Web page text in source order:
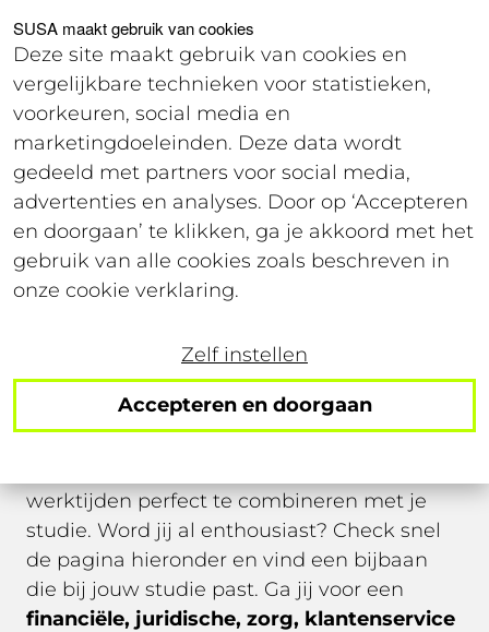
SUSA maakt gebruik van cookies
Deze site maakt gebruik van cookies en
vergelijkbare technieken voor statistieken,
voorkeuren, social media en
marketingdoeleinden. Deze data wordt
gedeeld met partners voor social media,
advertenties en analyses. Door op ‘Accepteren
en doorgaan’ te klikken, ga je akkoord met het
gebruik van alle cookies zoals beschreven in
onze cookie verklaring.
Zelf instellen
Accepteren en doorgaan
Voor studenten Voor werkgevers
Login
Verschillende type studentenbijbanen
Hé student! Wil jij graag
studentenbijbaanhet beste bij je past? Dat
snappen we! Daarom hebben wij op deze
pagina alle verschillende soorten bijbanen
werktijden perfect te combineren met je
studie. Word jij al enthousiast? Check snel
de pagina hieronder en vind een bijbaan
die bij jouw studie past. Ga jij voor een
financiële, juridische, zorg, klantenservice